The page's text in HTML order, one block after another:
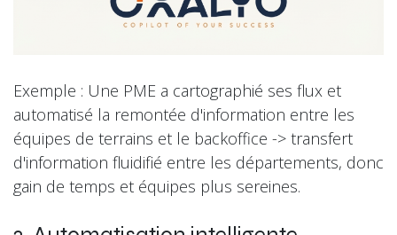
Exemple : Une PME a cartographié ses flux et
automatisé la remontée d'information entre les
équipes de terrains et le backoffice -> transfert
d'information fluidifié entre les départements, donc
gain de temps et équipes plus sereines.